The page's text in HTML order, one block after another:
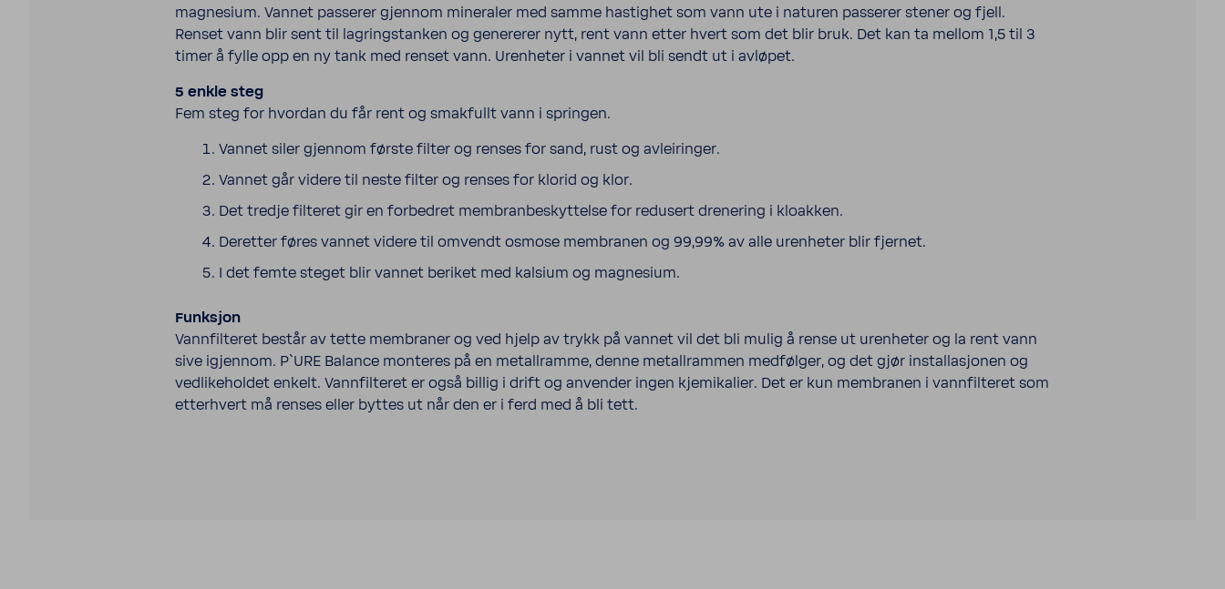
magnesium. Vannet passerer gjennom mineraler med samme hastighet som vann ute i naturen passerer stener og fjell.
Renset vann blir sent til lagringstanken og genererer nytt, rent vann etter hvert som det blir bruk. Det kan ta mellom 1,5 til 3
timer å fylle opp en ny tank med renset vann. Urenheter i vannet vil bli sendt ut i avløpet.
5 enkle steg
Fem steg for hvordan du får rent og smakfullt vann i springen.
Vannet siler gjennom første filter og renses for sand, rust og avleiringer.
Vannet går videre til neste filter og renses for klorid og klor.
Det tredje filteret gir en forbedret membranbeskyttelse for redusert drenering i kloakken.
Deretter føres vannet videre til omvendt osmose membranen og 99,99% av alle urenheter blir fjernet.
I det femte steget blir vannet beriket med kalsium og magnesium.
Funksjon
Vannfilteret består av tette membraner og ved hjelp av trykk på vannet vil det bli mulig å rense ut urenheter og la rent vann
sive igjennom. P`URE Balance monteres på en metallramme, denne metallrammen medfølger, og det gjør installasjonen og
vedlikeholdet enkelt. Vannfilteret er også billig i drift og anvender ingen kjemikalier. Det er kun membranen i vannfilteret som
etterhvert må renses eller byttes ut når den er i ferd med å bli tett.